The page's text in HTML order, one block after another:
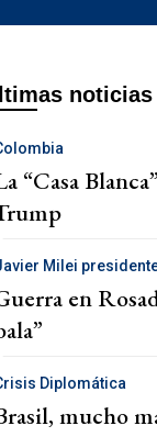
noticias
“Casa
Milei
en
Diplomática
mucho